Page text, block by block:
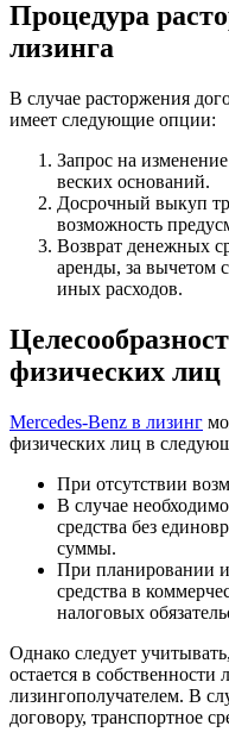
Процедура
лизинга
В случае расторжения
имеет следующие опции:
Запрос на
веских оснований.
Досрочный выкуп
возможность
Возврат денежных
аренды, за вычетом
иных расходов.
физических лиц
Mercedes-Benz в лизинг
физических лиц в
При отсутствии
В случае
средства без
суммы.
При планировании
средства в
налоговых
Однако следует
остается в
лизингополучателем. В
договору, транспортное